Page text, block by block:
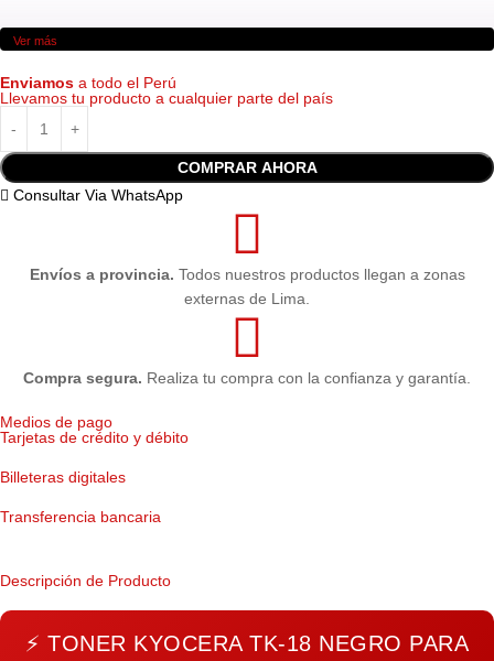
Ver más
Enviamos a todo el Perú
Llevamos tu producto a cualquier parte del país
COMPRAR AHORA
Consultar Via WhatsApp
Envíos a provincia. Todos nuestros productos llegan a zonas
externas de Lima.
Compra segura. Realiza tu compra con la confianza y garantía.
Medios de pago
Tarjetas de crédito y débito
Billeteras digitales
Transferencia bancaria
Descripción de Producto
⚡ TONER KYOCERA TK-18 NEGRO PARA